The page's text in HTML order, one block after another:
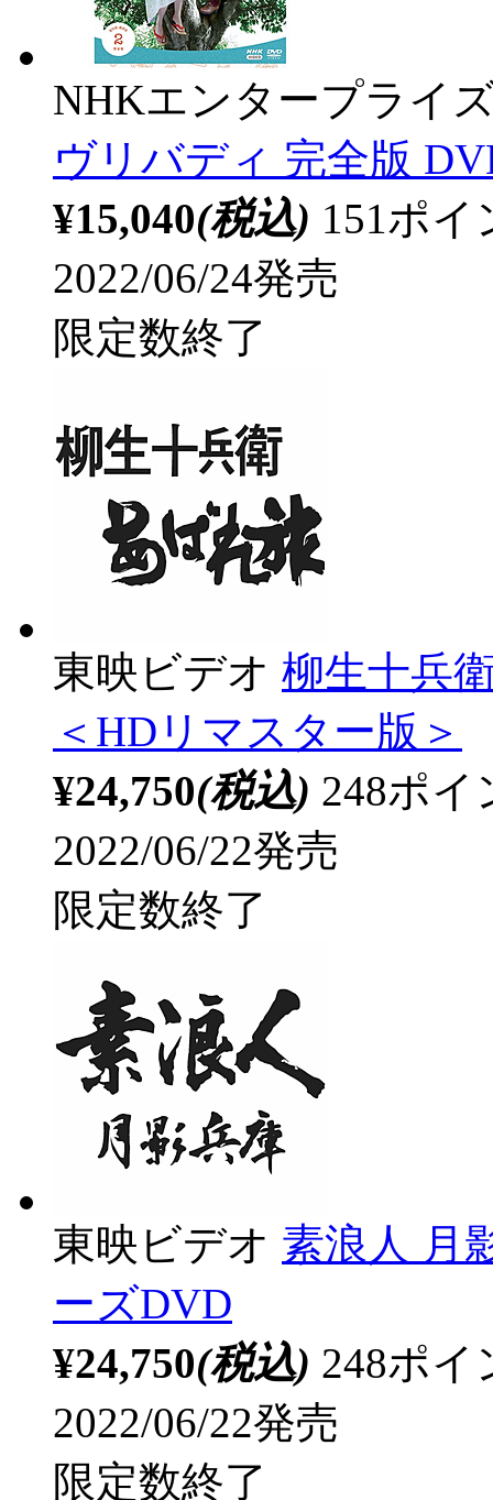
NHKエンタープライ
ヴリバディ 完全版
¥15,040(税込) 151ポ
2022/06/24発売
限定数終了
東映ビデオ 柳生十兵
＜HDリマスター版＞
¥24,750(税込) 248ポ
2022/06/22発売
限定数終了
東映ビデオ 素浪人 月
ーズDVD
¥24,750(税込) 248ポ
2022/06/22発売
限定数終了